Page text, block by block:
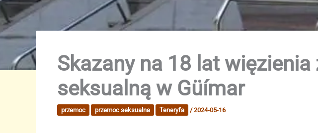
Skazany na 18 lat
seksualną w Güímar
przemoc przemoc seksualna Teneryfa /2024-05-16